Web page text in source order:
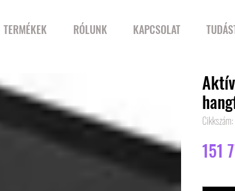
TERMÉKEK RÓLUNK KAPCSOLAT
151